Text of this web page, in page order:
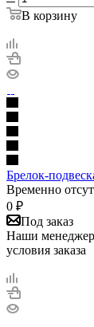
В корзину
Брелок-
Временно
0 ₽
Под заказ
Наши
условия заказа